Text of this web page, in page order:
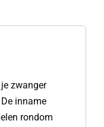
zwanger
inname
rondom